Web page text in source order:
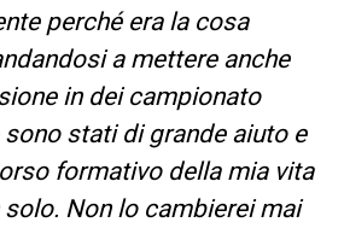
perché era la cosa
a mettere anche
in dei campionato
stati di grande aiuto e
formativo della mia vita
Non lo cambierei mai